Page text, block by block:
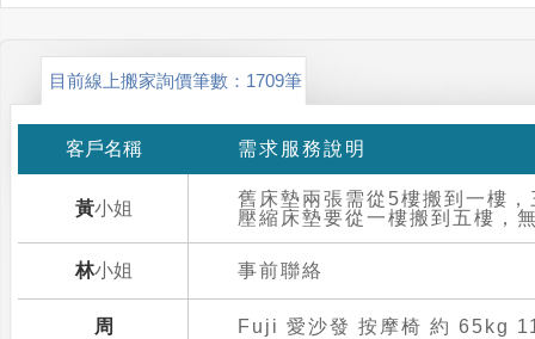
目前線上搬家詢價筆數： 1709筆
客戶名稱 需求服務說明
黃小姐
舊床墊兩張需從5樓搬到一樓
壓縮床墊要從一樓搬到五樓，
林小姐 事前聯絡
周 Fuji 愛沙發 按摩椅 約 65kg